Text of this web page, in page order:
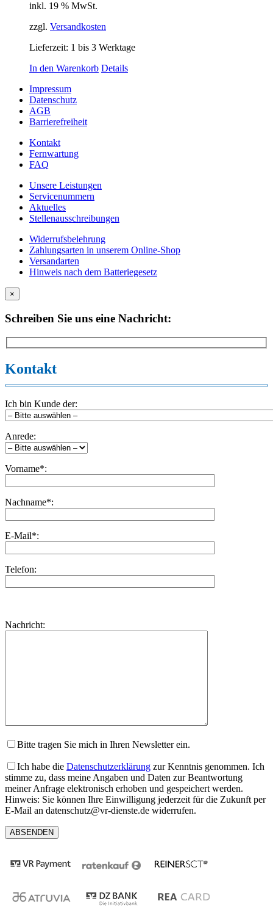
inkl. 19 % MwSt.
zzgl. Versandkosten
Lieferzeit: 1 bis 3 Werktage
In den Warenkorb Details
Impressum
Datenschutz
AGB
Barrierefreiheit
Kontakt
Fernwartung
FAQ
Unsere Leistungen
Servicenummern
Aktuelles
Stellenausschreibungen
Widerrufsbelehrung
Zahlungsarten in unserem Online-Shop
Versandarten
Hinweis nach dem Batteriegesetz
×
Schreiben Sie uns eine Nachricht:
Kontakt
Ich bin Kunde der:
Anrede:
Vorname*:
Nachname*:
E-Mail*:
Telefon:
dieses
lasse
Nachricht:
Bitte tragen Sie mich in Ihren Newsletter ein.
Ich habe die Datenschutzerklärung zur Kenntnis genommen. Ich
stimme zu, dass meine Angaben und Daten zur Beantwortung
meiner Anfrage elektronisch erhoben und gespeichert werden.
Hinweis: Sie können Ihre Einwilligung jederzeit für die Zukunft per
E-Mail an datenschutz@vr-dienste.de widerrufen.